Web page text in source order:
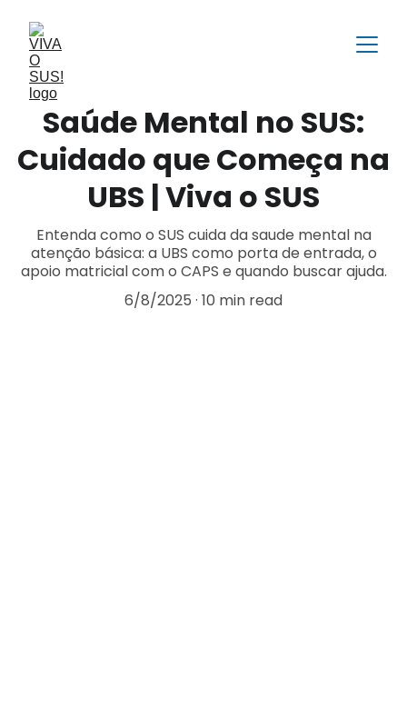
Saúde Mental no SUS:
Cuidado que Começa na
UBS | Viva o SUS
Entenda como o SUS cuida da saude mental na
atenção básica: a UBS como porta de entrada, o
apoio matricial com o CAPS e quando buscar ajuda.
6/8/2025 10 min read